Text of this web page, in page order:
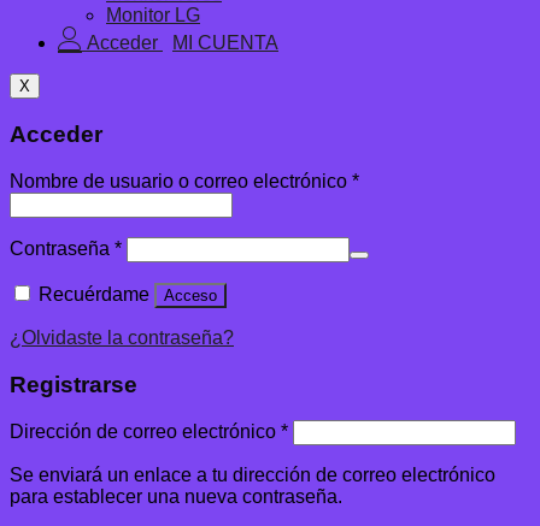
Monitor LG
Acceder
X
Acceder
Nombre de usuario o correo electrónico *
Contraseña *
Recuérdame Acceso
¿Olvidaste la contraseña?
Registrarse
Dirección de correo electrónico *
Se enviará un enlace a tu dirección de correo electrónico
para establecer una nueva contraseña.